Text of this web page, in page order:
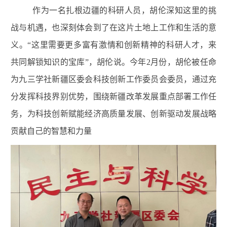
作为一名扎根边疆的科研人员，胡伦深知这里的挑
战与机遇，也深刻体会到了在这片土地上工作和生活的意
义。“这里需要更多富有激情和创新精神的科研人才，来
共同解锁知识的宝库”，胡伦说。今年2月份，胡伦被任命
为九三学社新疆区委会科技创新工作委员会委员，通过充
分发挥科技界别优势，围绕新疆改革发展重点部署工作任
务，为科技创新赋能经济高质量发展、创新驱动发展战略
贡献自己的智慧和力量